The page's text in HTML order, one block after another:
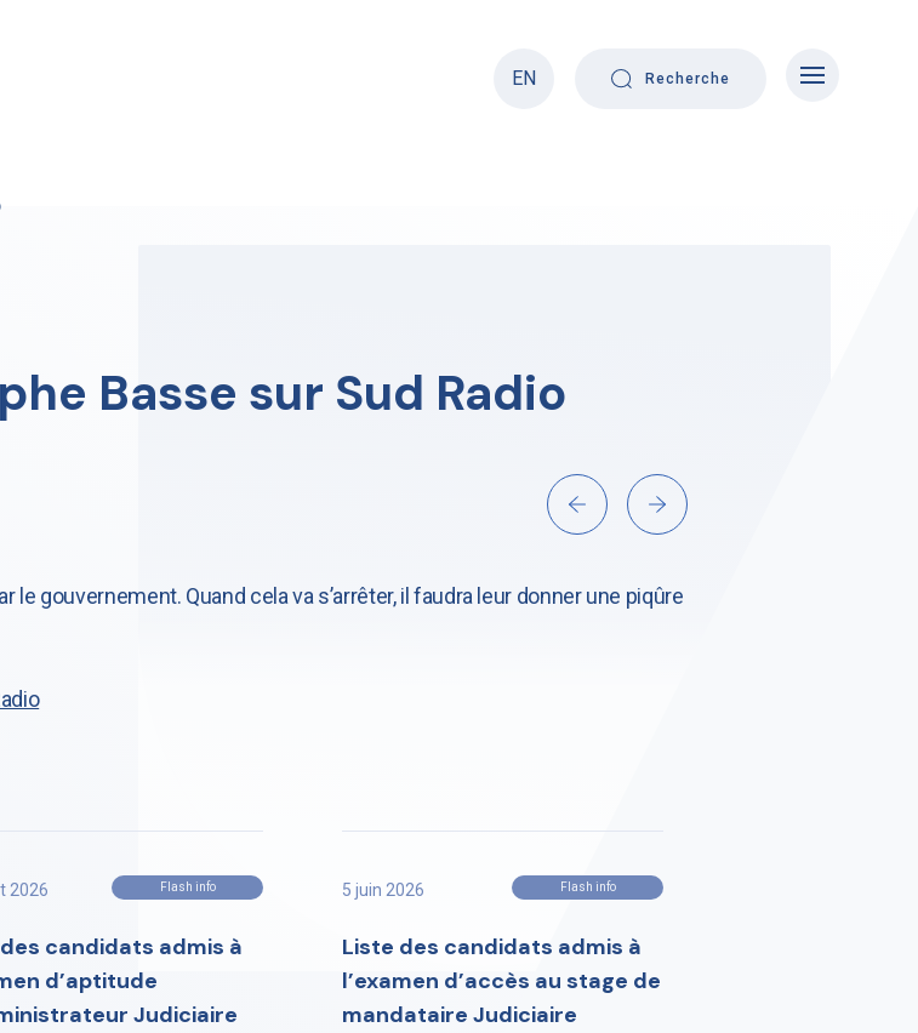
EN
Recherche
Basse sur Sud Radio
gouvernement. Quand cela va s’arrêter, il faudra leur donner une piqûre
2026 Flash info
candidats admis à
d’aptitude
Judiciaire
5 juin 2026 Flash info
Liste des candidats admis à
l’examen d’accès au stage de
mandataire Judiciaire